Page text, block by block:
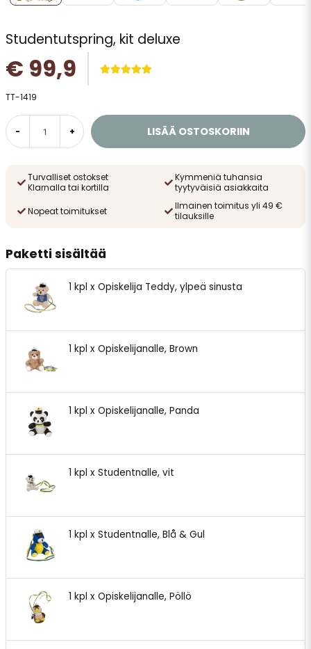
Studentutspring, kit deluxe
€ 99,9
TT-1419
- + LISÄÄ OSTOSKORIIN
Turvalliset ostokset
Klarnalla tai kortilla
Kymmeniä tuhansia
tyytyväisiä asiakkaita
Nopeat toimitukset
Ilmainen toimitus yli 49 €
tilauksille
Paketti sisältää
1 kpl x Opiskelija Teddy, ylpeä sinusta
1 kpl x Opiskelijanalle, Brown
1 kpl x Opiskelijanalle, Panda
1 kpl x Studentnalle, vit
1 kpl x Studentnalle, Blå & Gul
1 kpl x Opiskelijanalle, Pöllö